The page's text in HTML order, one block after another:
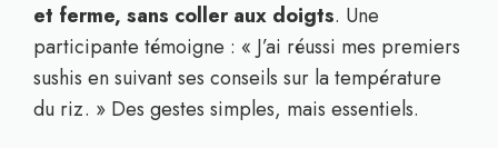
et ferme, sans coller aux doigts. Une
participante témoigne : « J’ai réussi mes premiers
sushis en suivant ses conseils sur la température
du riz. » Des gestes simples, mais essentiels.